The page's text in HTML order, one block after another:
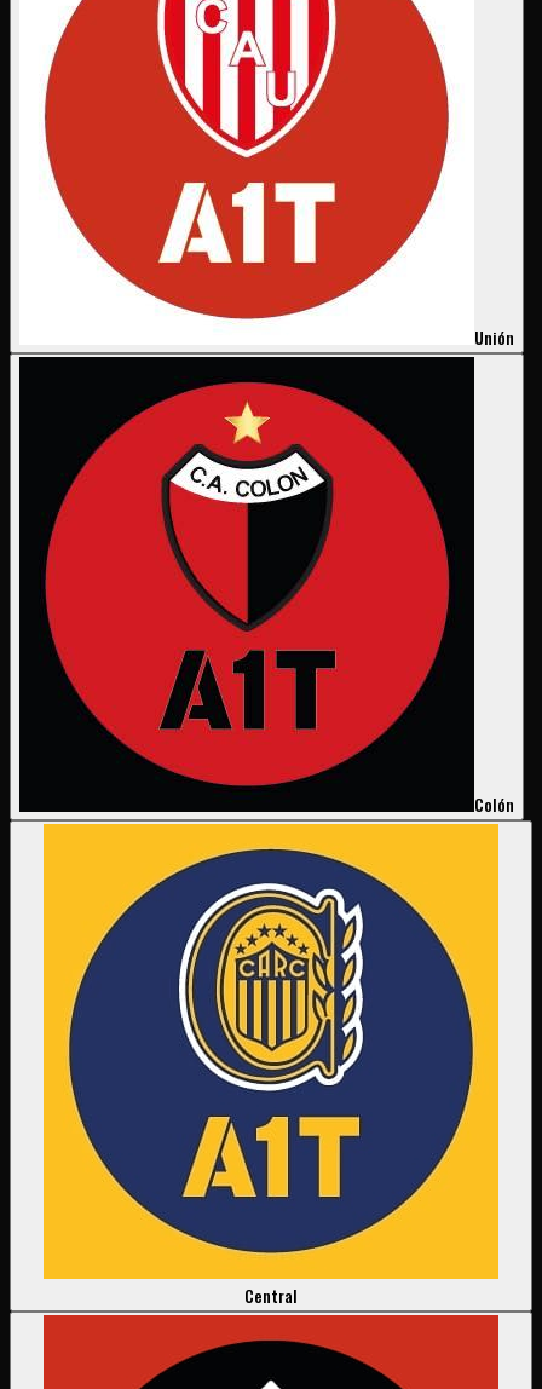
Unión
Colón
Central